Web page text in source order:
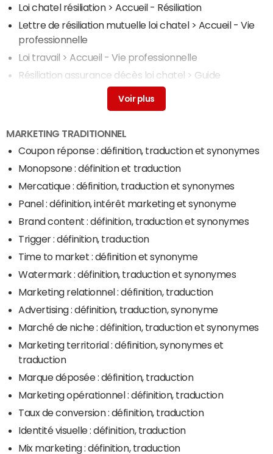
Loi chatel résiliation> Accueil - Résiliation
Lettre de résiliation mutuelle loi chatel > Accueil - Vie
professionnelle
Loi travail > Accueil - Vie professionnelle
Résiliation assurance décès loi chatel > Guide
Lettre de résiliation salle de sport loi chatel
MARKETING TRADITIONNEL
Coupon réponse : définition, traduction et synonymes
Monopsone : définition et traduction
Mercatique : définition, traduction et synonymes
Panel : définition, intérêt marketing et synonyme
Brand content : définition, traduction et synonymes
Trigger : définition, traduction
Time to market : définition et synonyme
Watermark : définition, traduction et synonymes
Marketing relationnel : définition, traduction
Advertising : définition, traduction, synonyme
Marché de niche : définition, traduction et synonymes
Marketing territorial : définition, synonymes et
traduction
Marque déposée : définition, traduction
Marketing opérationnel : définition, traduction
Taux de conversion : définition, traduction
Identité visuelle : définition, traduction
Mix marketing : définition, traduction